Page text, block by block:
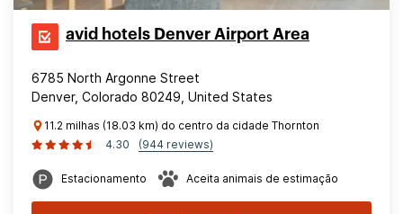
avid hotels Denver Airport Area
6785 North Argonne Street
Denver, Colorado 80249, United States
11.2 milhas (18.03 km) do centro da cidade Thornton
4.30
(944 reviews)
Estacionamento Aceita animais de estimação